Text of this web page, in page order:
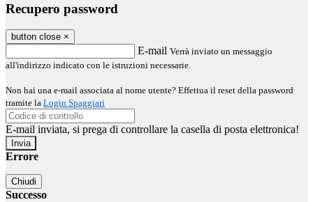
Recupero password
button close ×
E-mail Verrà inviato un messaggio
all'indirizzo indicato con le istruzioni necessarie.
Non hai una e-mail associata al nome utente? Effettua il reset della password
tramite la Login Spaggiari
E-mail inviata, si prega di controllare la casella di posta elettronica!
Errore
Chiudi
Successo